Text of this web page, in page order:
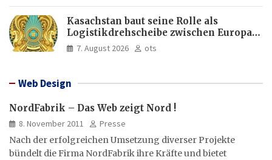
Kasachstan baut seine Rolle als
Logistikdrehscheibe zwischen Europa
und Asien aus
7. August 2026 ots
Web Design
NordFabrik – Das Web zeigt Nord !
8. November 2011
Presse
Nach der erfolgreichen Umsetzung diverser Projekte
bündelt die Firma NordFabrik ihre Kräfte und bietet